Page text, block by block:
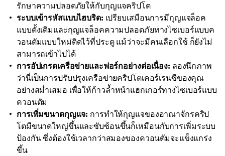
รักษาความปลอดภัยให้กับกุญแจคริปโต
ระบบเข้ารหัสแบบไฮบริด: เปรียบเสมือนการมีกุญแจล็อค
แบบดั้งเดิมและกุญแจล็อคความปลอดภัยทางไซเบอร์แบบค
วอนตัมแบบใหม่ติดไว้ที่ประตู แม้ว่าจะมีคนเลือกใช้ ก็ยังไม่
สามารถเข้าไปได้
การอัปเกรดเครือข่ายและฟอร์กอย่างต่อเนื่อง: ลองนึกภาพ
ว่านี่เป็นการปรับปรุงเครือข่ายคริปโตเคอร์เรนซีของคุณ
อย่างสม่ำเสมอ เพื่อให้ก้าวล้ำหน้าแฮกเกอร์ทางไซเบอร์แบบ
ควอนตัม
การเพิ่มขนาดกุญแจ: การทำให้กุญแจของอาณาจักรคริป
โตมีขนาดใหญ่ขึ้นและซับซ้อนขึ้นก็เหมือนกับการเพิ่มระบบ
ป้องกัน ซึ่งต้องใช้เวลากว่าสมองของควอนตัมจะแข็งแกร่ง
ขึ้น